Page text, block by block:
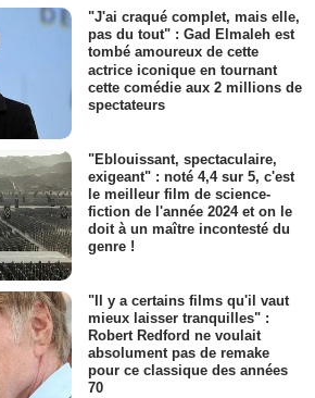
"J'ai craqué complet, mais elle,
pas du tout" : Gad Elmaleh est
tombé amoureux de cette
actrice iconique en tournant
cette comédie aux 2 millions de
spectateurs
"Eblouissant, spectaculaire,
exigeant" : noté 4,4 sur 5, c'est
le meilleur film de science-
fiction de l'année 2024 et on le
doit à un maître incontesté du
genre !
"Il y a certains films qu'il vaut
mieux laisser tranquilles" :
Robert Redford ne voulait
absolument pas de remake
pour ce classique des années
70